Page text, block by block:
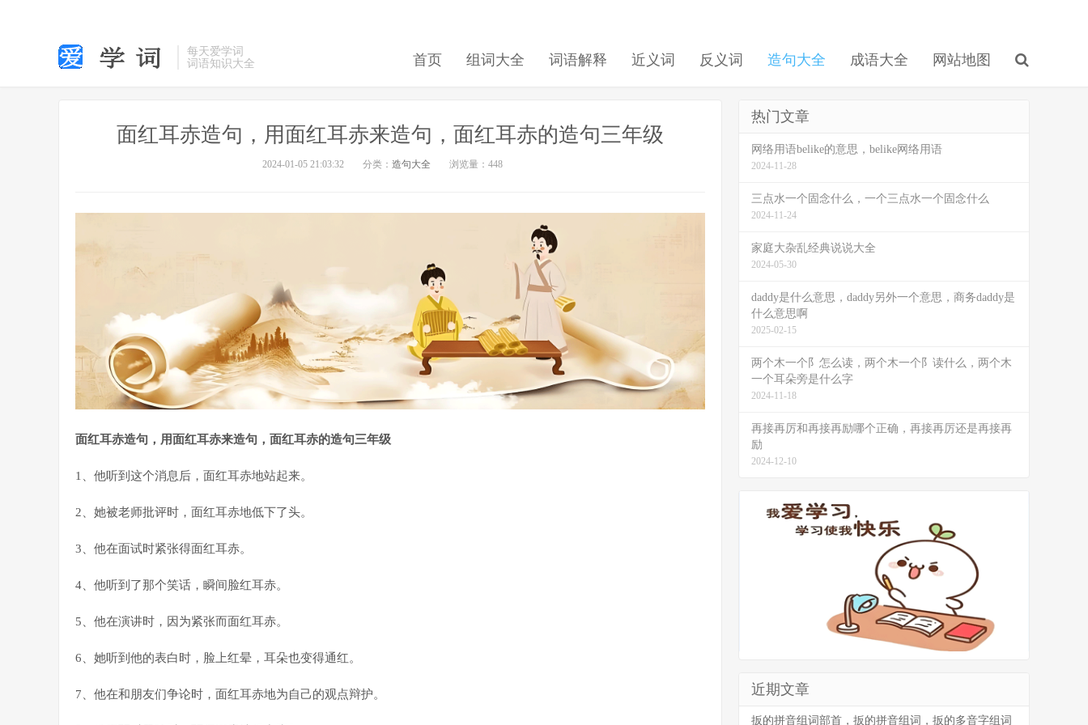
每天爱学词
词语知识大全
首页 组词大全 词语解释 近义词 反义词 造句大全 成语大全 网站地图
面红耳赤造句，用面红耳赤来造句，面红耳赤的造句三年级
2024-01-05 21:03:32 分类： 造句大全 浏览量：448
面红耳赤造句，用面红耳赤来造句，面红耳赤的造句三年级
1、他听到这个消息后，面红耳赤地站起来。
2、她被老师批评时，面红耳赤地低下了头。
3、他在面试时紧张得面红耳赤。
4、他听到了那个笑话，瞬间脸红耳赤。
5、他在演讲时，因为紧张而面红耳赤。
6、她听到他的表白时，脸上红晕，耳朵也变得通红。
7、他在和朋友们争论时，面红耳赤地为自己的观点辩护。
热门文章
网络用语belike的意思，belike网络用语
2024-11-28
三点水一个固念什么，一个三点水一个固念什么
2024-11-24
家庭大杂乱经典说说大全
2024-05-30
daddy是什么意思，daddy另外一个意思，商务daddy是
什么意思啊
2025-02-15
两个木一个阝怎么读，两个木一个阝读什么，两个木
一个耳朵旁是什么字
2024-11-18
再接再厉和再接再励哪个正确，再接再厉还是再接再
励
2024-12-10
近期文章
扳的拼音组词部首，扳的拼音组词，扳的多音字组词